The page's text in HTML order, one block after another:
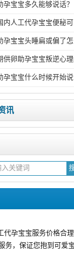
孕宝宝多久能够说话？
内人工代孕宝宝便秘
孕宝宝头睡扁或偏了
供卵助孕宝宝叛逆心理
孕宝宝什么时候开始
讯
孕宝宝服务价格合
务，保证您抱到可爱